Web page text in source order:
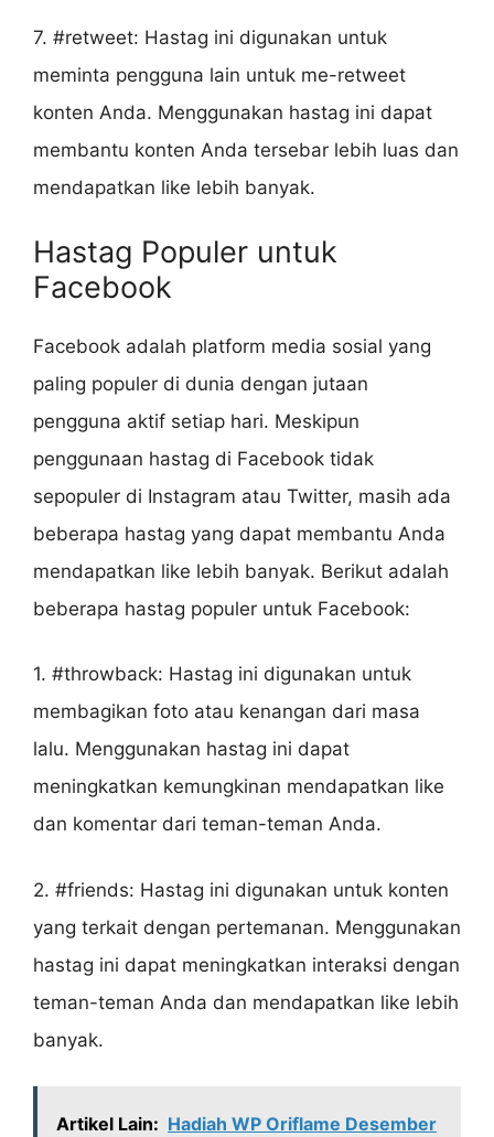
7. #retweet: Hastag ini digunakan untuk
meminta pengguna lain untuk me-retweet
konten Anda. Menggunakan hastag ini dapat
membantu konten Anda tersebar lebih luas dan
mendapatkan like lebih banyak.
Hastag Populer untuk
Facebook
Facebook adalah platform media sosial yang
paling populer di dunia dengan jutaan
pengguna aktif setiap hari. Meskipun
penggunaan hastag di Facebook tidak
sepopuler di Instagram atau Twitter, masih ada
beberapa hastag yang dapat membantu Anda
mendapatkan like lebih banyak. Berikut adalah
beberapa hastag populer untuk Facebook:
1. #throwback: Hastag ini digunakan untuk
membagikan foto atau kenangan dari masa
lalu. Menggunakan hastag ini dapat
meningkatkan kemungkinan mendapatkan like
dan komentar dari teman-teman Anda.
2. #friends: Hastag ini digunakan untuk konten
yang terkait dengan pertemanan. Menggunakan
hastag ini dapat meningkatkan interaksi dengan
teman-teman Anda dan mendapatkan like lebih
banyak.
Artikel Lain: Hadiah WP Oriflame Desember